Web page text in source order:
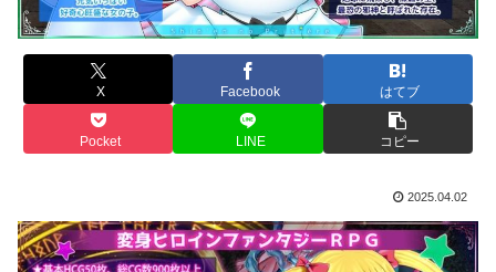
X Facebook はてブ
Pocket LINE コピー
2025.04.02